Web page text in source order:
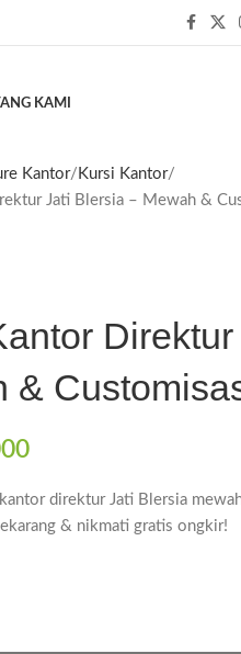
KAMI
Kantor
Kursi Kantor
Jati Blersia – Mewah &
&
direktur Jati Blersia
& nikmati gratis ongkir!